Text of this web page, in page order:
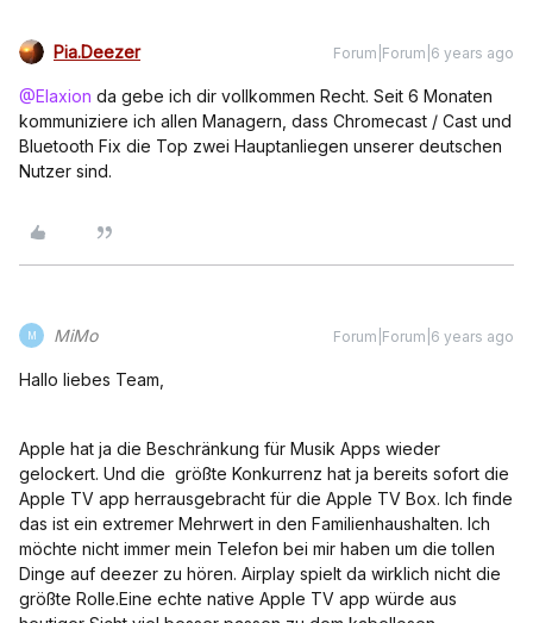
Pia.Deezer Forum|Forum|6 years ago
@Elaxion da gebe ich dir vollkommen Recht. Seit 6 Monaten
kommuniziere ich allen Managern, dass Chromecast / Cast und
Bluetooth Fix die Top zwei Hauptanliegen unserer deutschen
Nutzer sind.
M MiMo Forum|Forum|6 years ago
Hallo liebes Team,
Apple hat ja die Beschränkung für Musik Apps wieder
gelockert. Und die größte Konkurrenz hat ja bereits sofort die
Apple TV app herrausgebracht für die Apple TV Box. Ich finde
das ist ein extremer Mehrwert in den Familienhaushalten. Ich
möchte nicht immer mein Telefon bei mir haben um die tollen
Dinge auf deezer zu hören. Airplay spielt da wirklich nicht die
größte Rolle.Eine echte native Apple TV app würde aus